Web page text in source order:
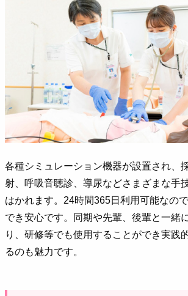
各種シミュレーション機器が設置され、
射、呼吸音聴診、導尿などさまざまな手
はかれます。24時間365日利用可能なの
でき安心です。同期や先輩、後輩と一緒
り、研修等でも使用することができ実践
るのも魅力です。